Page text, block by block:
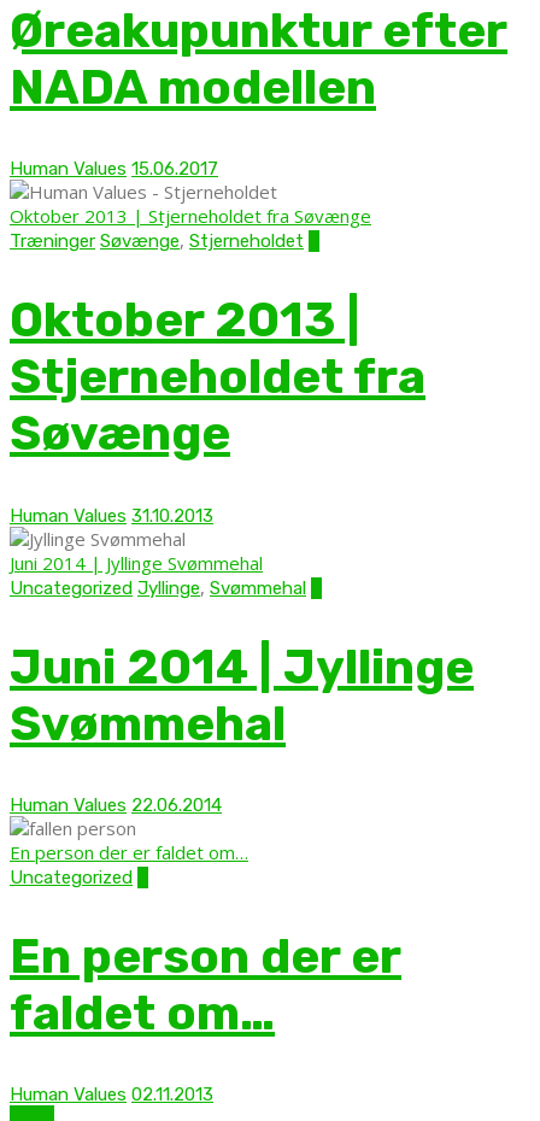
Øreakupunktur efter
NADA modellen
Human Values 15.06.2017
Oktober 2013 | Stjerneholdet fra Søvænge
Træninger Søvænge, Stjerneholdet
Oktober 2013 |
Stjerneholdet fra
Søvænge
Human Values 31.10.2013
Juni 2014 | Jyllinge Svømmehal
Uncategorized Jyllinge, Svømmehal
Juni 2014 | Jyllinge
Svømmehal
Human Values 22.06.2014
En person der er faldet om…
Uncategorized
En person der er
faldet om…
Human Values 02.11.2013